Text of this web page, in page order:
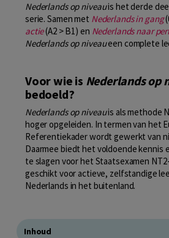
Nederlands op niveauis het derde
serie. Samen met Nederlands in gang
actie(A2 > B1) en Nederlands naar
Nederlands op niveaueen complete
Voor wie is Nederlands op
bedoeld?
Nederlands op niveauis als methode
hoger opgeleiden. In termen van het
Referentiekader wordt gewerkt van
Daarmee biedt het voldoende kennis
te slagen voor het Staatsexamen
geschikt voor actieve, zelfstandige
Nederlands in het buitenland.
Inhoud